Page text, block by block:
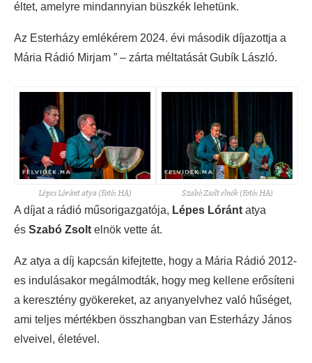
éltet, amelyre mindannyian büszkék lehetünk.
Az Esterházy emlékérem 2024. évi második díjazottja a
Mária Rádió Mirjam ” – zárta méltatását Gubík László.
Lépes Lóránt atya (Fotó: HA)
Szabó Zsolt elnök (Fotó: HA)
A díjat a rádió műsorigazgatója, Lépes Lóránt atya
és Szabó Zsolt elnök vette át.
Az atya a díj kapcsán kifejtette, hogy a Mária Rádió 2012-
es indulásakor megálmodták, hogy meg kellene erősíteni
a keresztény gyökereket, az anyanyelvhez való hűséget,
ami teljes mértékben összhangban van Esterházy János
elveivel, életével.